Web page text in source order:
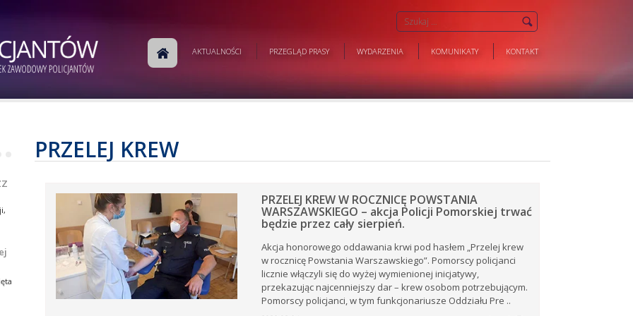
AKTUALNOŚCI PRZEGLĄD PRASY WYDARZENIA KOMUNIKATY KONTAKT
PRZELEJ KREW
PRZELEJ KREW W ROCZNICĘ POWSTANIA
WARSZAWSKIEGO – akcja Policji Pomorskiej trwać
będzie przez cały sierpień.
Akcja honorowego oddawania krwi pod hasłem „Przelej krew
w rocznicę Powstania Warszawskiego”. Pomorscy policjanci
licznie włączyli się do wyżej wymienionej inicjatywy,
przekazując najcenniejszy dar – krew osobom potrzebującym.
Pomorscy policjanci, w tym funkcjonariusze Oddziału Pre ..